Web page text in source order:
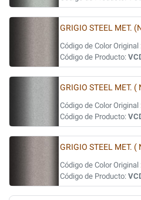
GRIGIO STEEL MET.
Código de Color Original
Código de Producto:
GRIGIO STEEL MET. (
Código de Color Original
Código de Producto:
GRIGIO STEEL MET. (
Código de Color Original
Código de Producto: